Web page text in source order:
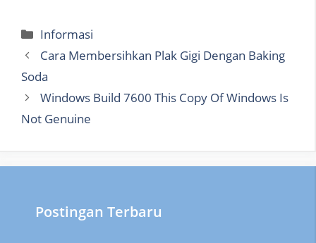
Categories
Informasi
Cara Membersihkan Plak Gigi Dengan Baking
Soda
Windows Build 7600 This Copy Of Windows Is
Not Genuine
Postingan Terbaru